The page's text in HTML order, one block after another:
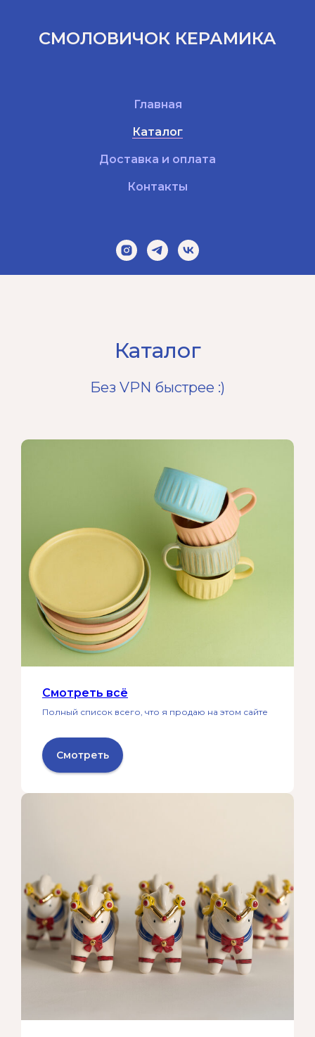
СМОЛОВИЧОК КЕРАМИКА
Главная
Каталог
Доставка и оплата
Контакты
Каталог
Без VPN быстрее :)
Смотреть всё
Полный список всего, что я продаю на этом сайте
Смотреть